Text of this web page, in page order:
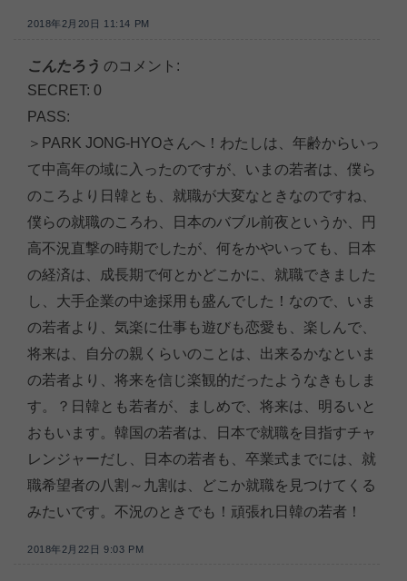
2018年2月20日 11:14 PM
こんたろう のコメント:
SECRET: 0
PASS:
＞PARK JONG-HYOさんへ！わたしは、年齢からいっ
て中高年の域に入ったのですが、いまの若者は、僕ら
のころより日韓とも、就職が大変なときなのですね、
僕らの就職のころわ、日本のバブル前夜というか、円
高不況直撃の時期でしたが、何をかやいっても、日本
の経済は、成長期で何とかどこかに、就職できました
し、大手企業の中途採用も盛んでした！なので、いま
の若者より、気楽に仕事も遊びも恋愛も、楽しんで、
将来は、自分の親くらいのことは、出来るかなといま
の若者より、将来を信じ楽観的だったようなきもしま
す。？日韓とも若者が、ましめで、将来は、明るいと
おもいます。韓国の若者は、日本で就職を目指すチャ
レンジャーだし、日本の若者も、卒業式までには、就
職希望者の八割～九割は、どこか就職を見つけてくる
みたいです。不況のときでも！頑張れ日韓の若者！
2018年2月22日 9:03 PM